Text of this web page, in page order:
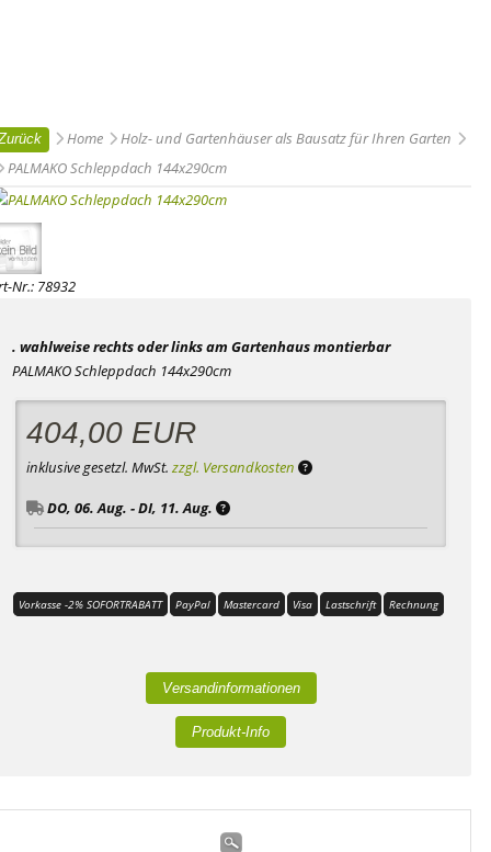
Home
Holz- und Gartenhäuser als Bausatz für Ihren Garten
PALMAKO Schleppdach 144x290cm
Nr.: 78932
. wahlweise rechts oder links am Gartenhaus montierbar
PALMAKO Schleppdach 144x290cm
404,00 EUR
inklusive gesetzl. MwSt.zzgl. Versandkosten zzgl. Versandkosten :: Für
DO, 06. Aug. - DI, 11. Aug.
Vorkasse -2% SOFORTRABATT PayPal Mastercard Visa Lastschrift Rechnung
Versandinformationen
Produkt-Info